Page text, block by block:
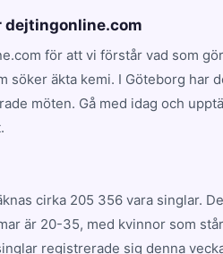
dejtingonline.com
för att vi förstår vad som
söker äkta kemi. I Göteborg har
möten. Gå med idag och
cirka 205 356 vara singlar.
är 20-35, med kvinnor som
registrerade sig denna